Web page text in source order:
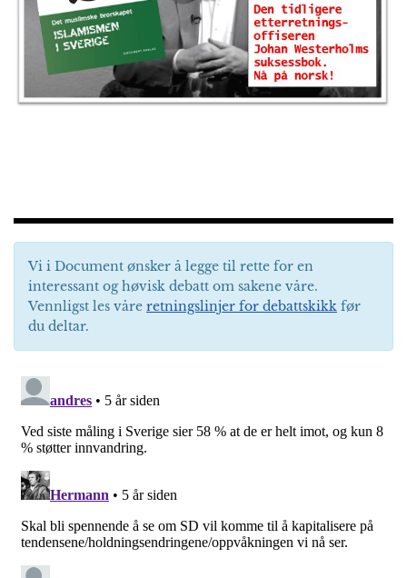
Vi i Document ønsker å legge til rette for en
interessant og høvisk debatt om sakene våre.
Vennligst les våre retningslinjer for debattskikk før
du deltar.